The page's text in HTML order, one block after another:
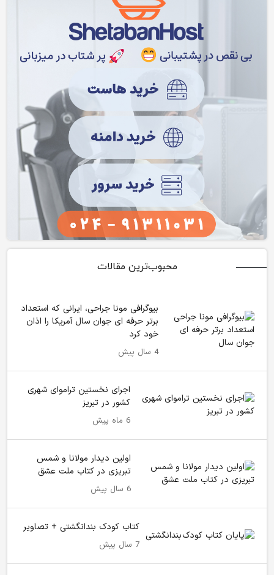
محبوب‌ترین مقالات
بیوگرافی مونا جراحی، ایرانی که استعداد
برتر حرفه ای جوان سال آمریکا را اذان
خود کرد
4 سال پیش
اجرای نخستین تراموای شهری
کشور در تبریز
6 ماه پیش
اولین دیدار مولانا و شمس
تبریزی در کتاب ملت عشق
6 سال پیش
کتاب کودک بندانگشتی + تصاویر
7 سال پیش